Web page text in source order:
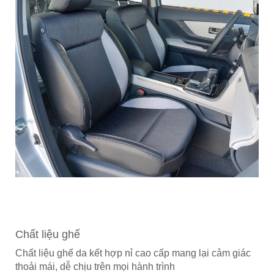
Chất liệu ghế
Chất liệu ghế da kết hợp nỉ cao cấp mang lại cảm giác
thoải mái, dễ chịu trên mọi hành trình